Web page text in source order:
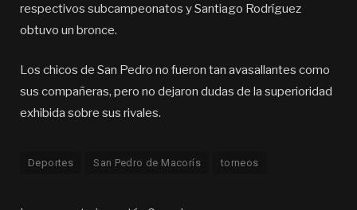
respectivos subcampeonatos y Santiago Rodríguez
obtuvo un bronce.
Los chicos de San Pedro no fueron tan avasallantes como
sus compañeras, pero no dejaron dudas de la superioridad
exhibida sobre sus rivales.
Deportes San Pedro de Macorís torneos